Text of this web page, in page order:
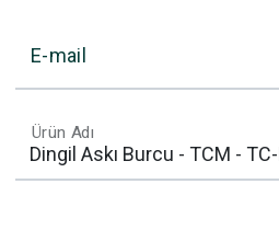
E-mail
Ürün Adı